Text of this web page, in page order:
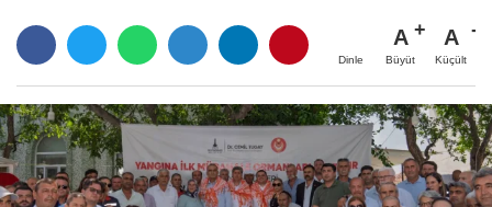
Dinle
A
Büyüt
A
Küçült